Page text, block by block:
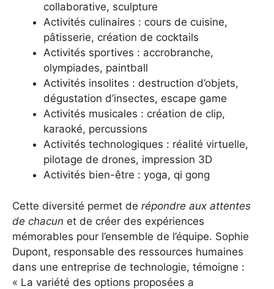
collaborative, sculpture
Activités culinaires : cours de cuisine,
pâtisserie, création de cocktails
Activités sportives : accrobranche,
olympiades, paintball
Activités insolites : destruction d’objets,
dégustation d’insectes, escape game
Activités musicales : création de clip,
karaoké, percussions
Activités technologiques : réalité virtuelle,
pilotage de drones, impression 3D
Activités bien-être : yoga, qi gong
Cette diversité permet de répondre aux attentes
de chacun et de créer des expériences
mémorables pour l’ensemble de l’équipe. Sophie
Dupont, responsable des ressources humaines
dans une entreprise de technologie, témoigne :
« La variété des options proposées a